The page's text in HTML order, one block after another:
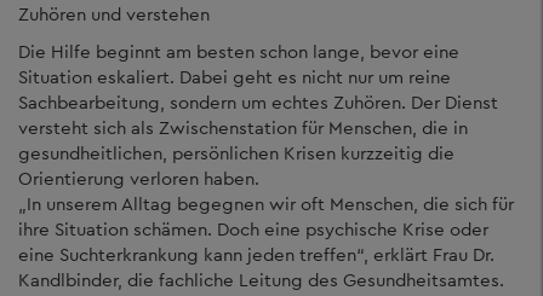
Zuhören und verstehen
Die Hilfe beginnt am besten schon lange, bevor eine
Situation eskaliert. Dabei geht es nicht nur um reine
Sachbearbeitung, sondern um echtes Zuhören. Der Dienst
versteht sich als Zwischenstation für Menschen, die in
gesundheitlichen, persönlichen Krisen kurzzeitig die
Orientierung verloren haben.
„In unserem Alltag begegnen wir oft Menschen, die sich für
ihre Situation schämen. Doch eine psychische Krise oder
eine Suchterkrankung kann jeden treffen“, erklärt Frau Dr.
Kandlbinder, die fachliche Leitung des Gesundheitsamtes.